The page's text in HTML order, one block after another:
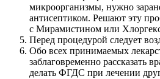
микроорганизмы, нужно
антисептиком. Решают эту
с Мирамистином или
Перед процедурой следует
Обо всех принимаемых
заблаговременно рассказать
делать ФГДС при лечении